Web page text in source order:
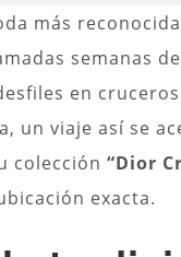
más
semanas
en
un viaje así se
colección “Dior
exacta.